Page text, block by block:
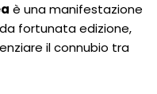
è una manifestazione
fortunata edizione,
il connubio tra